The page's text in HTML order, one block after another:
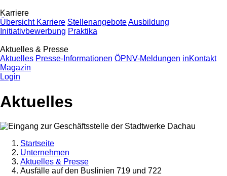
Karriere
Übersicht Karriere StellenangeboteAusbildung
Initiativbewerbung Praktika
Aktuelles & Presse
Aktuelles Presse-Informationen ÖPNV-Meldungen inKontakt
Magazin
Login
Aktuelles
Startseite
Unternehmen
Aktuelles & Presse
Ausfälle auf den Buslinien 719 und 722